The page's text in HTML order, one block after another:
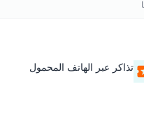
تذاكر عبر الهاتف المحمول